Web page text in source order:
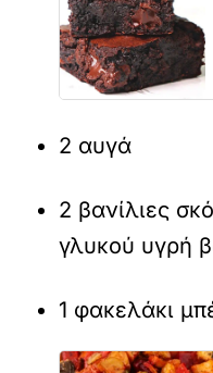
2 αυγά
2 βανίλιες
γλυκού υγρή
1 φακελάκι